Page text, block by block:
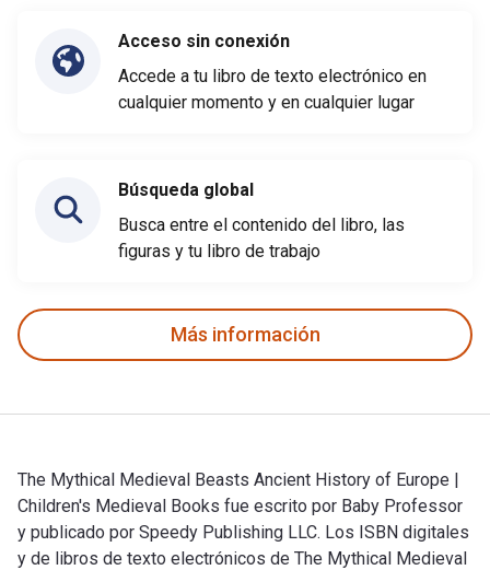
Acceso sin conexión
Accede a tu libro de texto electrónico en
cualquier momento y en cualquier lugar
Búsqueda global
Busca entre el contenido del libro, las
figuras y tu libro de trabajo
Más información
The Mythical Medieval Beasts Ancient History of Europe |
Children's Medieval Books fue escrito por Baby Professor
y publicado por Speedy Publishing LLC. Los ISBN digitales
y de libros de texto electrónicos de The Mythical Medieval